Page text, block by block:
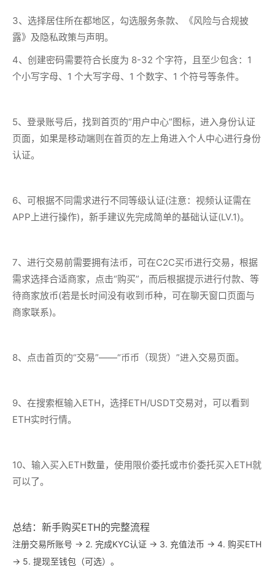
3、选择居住所在都地区，勾选服务条款、《风险与合规披
露》及隐私政策与声明。
4、创建密码需要符合长度为 8-32 个字符，且至少包含：1
个小写字母、1 个大写字母、1 个数字、1 个符号等条件。
5、登录账号后，找到首页的“用户中心”图标，进入身份认证
页面，如果是移动端则在首页的左上角进入个人中心进行身份
认证。
6、可根据不同需求进行不同等级认证(注意：视频认证需在
APP上进行操作)，新手建议先完成简单的基础认证(LV.1)。
7、进行交易前需要拥有法币，可在C2C买币进行交易，根据
需求选择合适商家，点击“购买”，而后根据提示进行付款、等
待商家放币(若是长时间没有收到币种，可在聊天窗口页面与
商家联系)。
8、点击首页的“交易”——“币币（现货）”进入交易页面。
9、在搜索框输入ETH，选择ETH/USDT交易对，可以看到
ETH实时行情。
10、输入买入ETH数量，使用限价委托或市价委托买入ETH就
可以了。
总结：新手购买ETH的完整流程
注册交易所账号 → 2. 完成KYC认证 → 3. 充值法币 → 4. 购买ETH
→ 5. 提现至钱包（可选）。